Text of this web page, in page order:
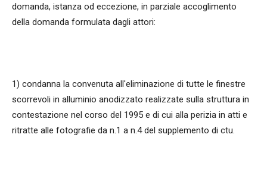
domanda, istanza od eccezione, in parziale accoglimento
della domanda formulata dagli attori:
1) condanna la convenuta all'eliminazione di tutte le finestre
scorrevoli in alluminio anodizzato realizzate sulla struttura in
contestazione nel corso del 1995 e di cui alla perizia in atti e
ritratte alle fotografie da n.1 a n.4 del supplemento di ctu.